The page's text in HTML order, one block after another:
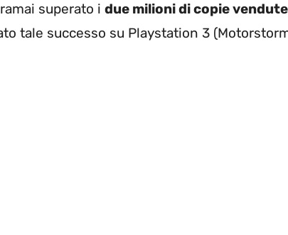
superato i due milioni di copie vendute
tale successo su Playstation 3